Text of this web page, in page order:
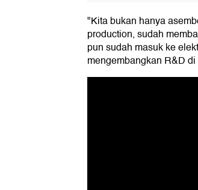
"Kita bukan hanya
production, sudah
pun sudah masuk ke
mengembangkan R&D